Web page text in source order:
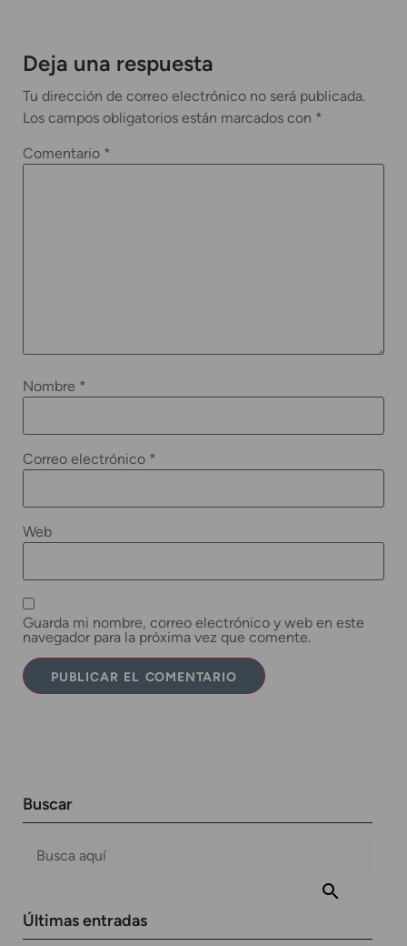
Deja una respuesta
Tu dirección de correo electrónico no será publicada.
Los campos obligatorios están marcados con *
Comentario *
Nombre *
Correo electrónico *
Web
Guarda mi nombre, correo electrónico y web en este
navegador para la próxima vez que comente.
Buscar
Últimas entradas